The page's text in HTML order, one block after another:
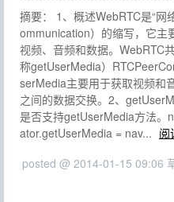
摘要： 1、概述WebRTC是“网
ommunication）的缩写，它主
视频、音频和数据。WebRTC
称getUserMedia）
serMedia主要用于获取视频和
之间的数据交换。2、
是否支持getUserMedia方法
ator.getUserMedia = nav... 阅
posted @ 2014-01-15 09:06